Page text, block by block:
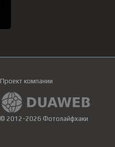
Проект компании
© 2012-2026 Фотолайфхаки